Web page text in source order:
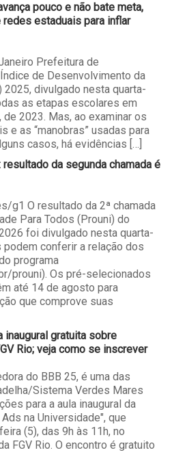
pouco e não bate meta,
redes estaduais para inflar
Prefeitura de
de Desenvolvimento da
2025, divulgado nesta quarta-
as etapas escolares em
2023. Mas, ao examinar os
e as “manobras” usadas para
casos, há evidências […]
da segunda chamada é
g1 O resultado da 2ª chamada
Para Todos (Prouni) do
foi divulgado nesta quarta-
conferir a relação dos
programa
prouni). Os pré-selecionados
até 14 de agosto para
que comprove suas
inaugural gratuita sobre
Rio; veja como se inscrever
do BBB 25, é uma das
Sistema Verdes Mares
para a aula inaugural da
na Universidade", que
(5), das 9h às 11h, no
FGV Rio. O encontro é gratuito